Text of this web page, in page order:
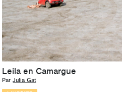
Leila en Camargue
Par Julia Gat